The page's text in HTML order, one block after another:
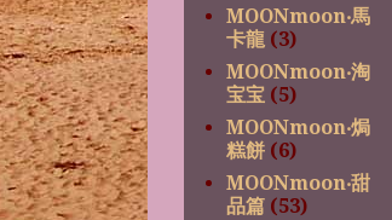
MOONmoon‧馬
卡龍 (3)
MOONmoon‧淘
宝宝 (5)
MOONmoon‧焗
糕餅 (6)
MOONmoon‧甜
品篇 (53)